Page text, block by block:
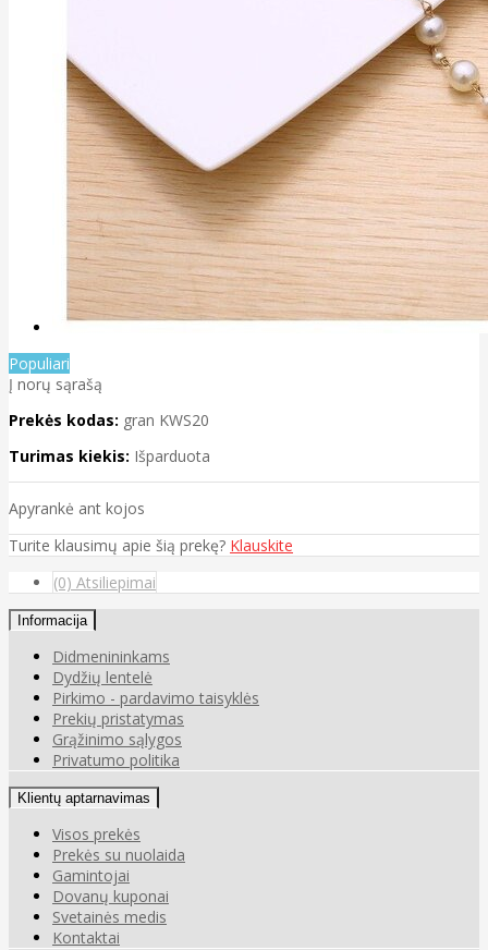
Populiari
Į norų sąrašą
Prekės kodas: gran KWS20
Turimas kiekis: Išparduota
Apyrankė ant kojos
Turite klausimų apie šią prekę? Klauskite
(0) Atsiliepimai
Informacija
Didmenininkams
Dydžių lentelė
Pirkimo - pardavimo taisyklės
Prekių pristatymas
Grąžinimo sąlygos
Privatumo politika
Klientų aptarnavimas
Visos prekės
Prekės su nuolaida
Gamintojai
Dovanų kuponai
Svetainės medis
Kontaktai